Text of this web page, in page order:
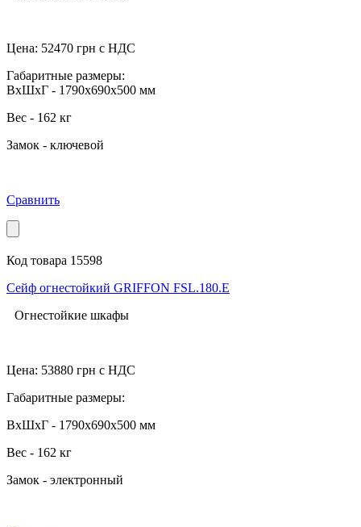
Цена: 52470 грн с НДС
Габаритные размеры:
ВхШхГ - 1790x690x500 мм
Вес - 162 кг
Замок - ключевой
Сравнить
Код товара 15598
Сейф огнестойкий GRIFFON FSL.180.Е
Огнестойкие шкафы
Цена: 53880 грн с НДС
Габаритные размеры:
ВхШхГ - 1790x690x500 мм
Вес - 162 кг
Замок - электронный